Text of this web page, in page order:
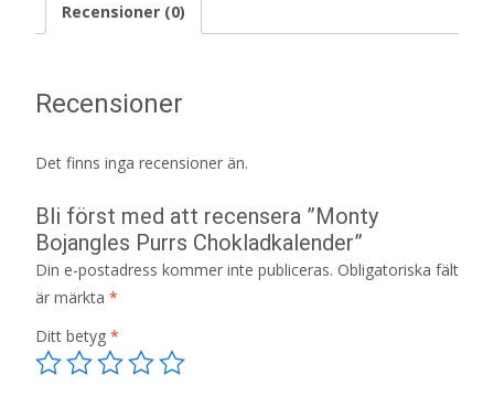
Recensioner (0)
Recensioner
Det finns inga recensioner än.
Bli först med att recensera ”Monty
Bojangles Purrs Chokladkalender”
Din e-postadress kommer inte publiceras. Obligatoriska fält
är märkta *
Ditt betyg *